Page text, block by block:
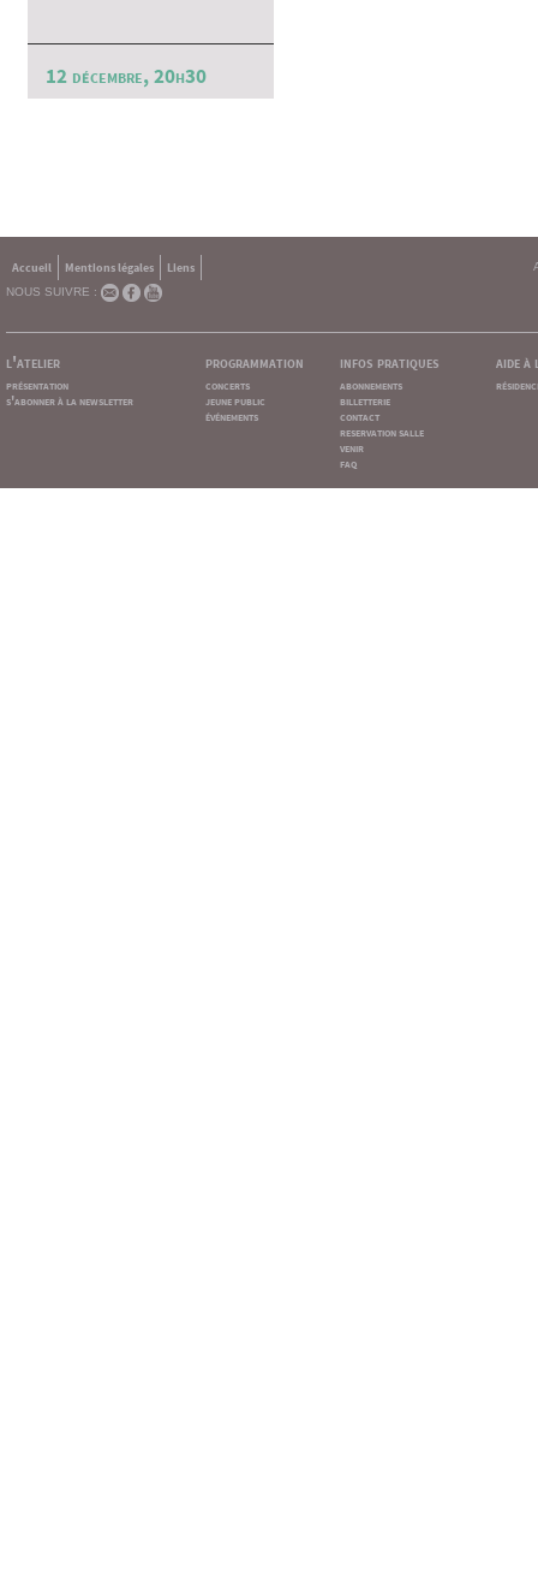
12 décembre, 20h30
Accueil Mentions légales
Liens
NOUS SUIVRE :
l'atelier
présentation
s'abonner à la newsletter
programmation
concerts
jeune public
événements
infos pratiques
abonnements
billetterie
contact
reservation salle
venir
faq
aide